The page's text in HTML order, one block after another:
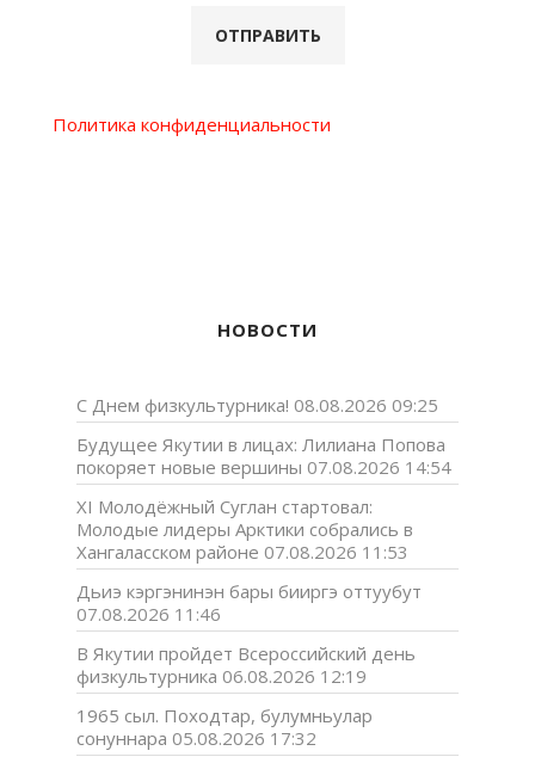
Политика конфиденциальности
НОВОСТИ
С Днем физкультурника! 08.08.2026 09:25
Будущее Якутии в лицах: Лилиана Попова
покоряет новые вершины 07.08.2026 14:54
XI Молодёжный Суглан стартовал:
Молодые лидеры Арктики собрались в
Хангаласском районе 07.08.2026 11:53
Дьиэ кэргэнинэн бары бииргэ оттуубут
07.08.2026 11:46
В Якутии пройдет Всероссийский день
физкультурника 06.08.2026 12:19
1965 сыл. Походтар, булумньулар
сонуннара 05.08.2026 17:32